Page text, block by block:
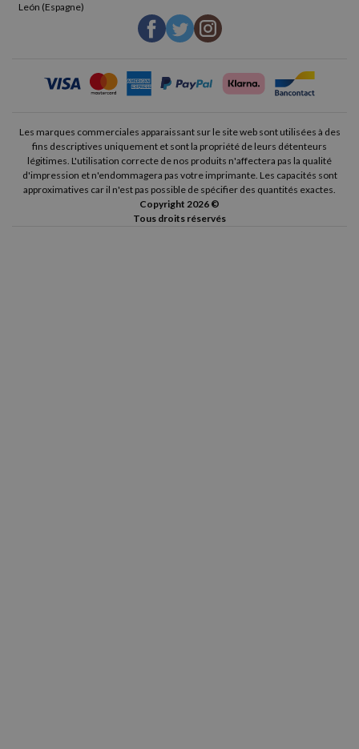
León (Espagne)
Les marques commerciales apparaissant sur le site web sont utilisées à des
fins descriptives uniquement et sont la propriété de leurs détenteurs
légitimes. L'utilisation correcte de nos produits n'affectera pas la qualité
d'impression et n'endommagera pas votre imprimante. Les capacités sont
approximatives car il n'est pas possible de spécifier des quantités exactes.
Copyright 2026 ©
Tous droits réservés